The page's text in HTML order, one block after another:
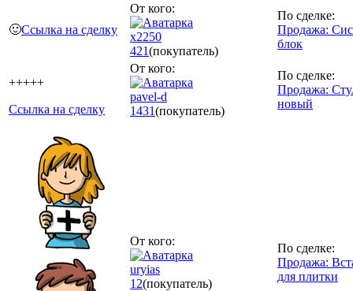
🙂Ссылка на сделку
От кого:
x2250
421(покупатель)
По сделке:
Продажа:
блок
+++++
Ссылка на сделку
От кого:
pavel-d
1431(покупатель)
По сделке:
Продажа:
новый
От кого:
uryias
12(покупатель)
По сделке:
Продажа:
для плитки